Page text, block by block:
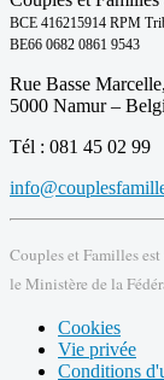
BCE 416215914 RPM
BE66 0682 0861 9543
Rue Basse
5000 Namur –
Tél : 081 45 02 99
Couples et Familles
le Ministère de la
Cookies
Vie privée
Conditions